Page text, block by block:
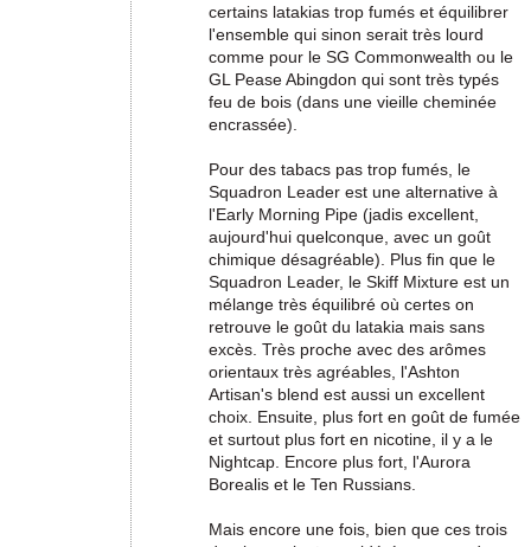
certains latakias trop fumés et équilibrer
l'ensemble qui sinon serait très lourd
comme pour le SG Commonwealth ou le
GL Pease Abingdon qui sont très typés
feu de bois (dans une vieille cheminée
encrassée).
Pour des tabacs pas trop fumés, le
Squadron Leader est une alternative à
l'Early Morning Pipe (jadis excellent,
aujourd'hui quelconque, avec un goût
chimique désagréable). Plus fin que le
Squadron Leader, le Skiff Mixture est un
mélange très équilibré où certes on
retrouve le goût du latakia mais sans
excès. Très proche avec des arômes
orientaux très agréables, l'Ashton
Artisan's blend est aussi un excellent
choix. Ensuite, plus fort en goût de fumée
et surtout plus fort en nicotine, il y a le
Nightcap. Encore plus fort, l'Aurora
Borealis et le Ten Russians.
Mais encore une fois, bien que ces trois